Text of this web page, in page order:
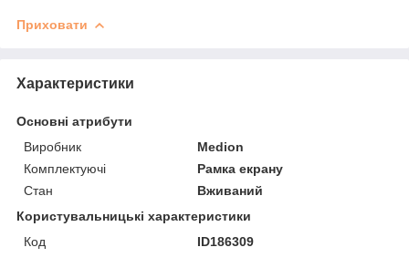
Приховати
Характеристики
Основні атрибути
Виробник
Medion
Комплектуючі
Рамка екрану
Стан
Вживаний
Користувальницькі характеристики
Код
ID186309